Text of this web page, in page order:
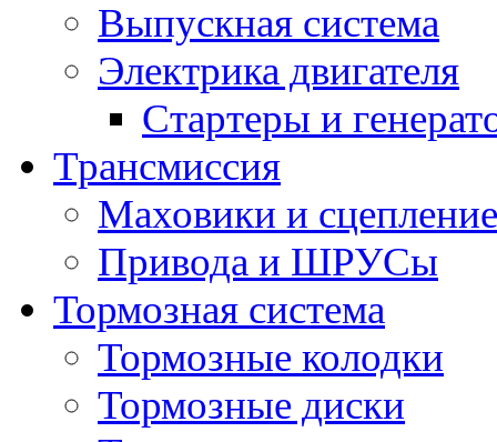
Выпускная система
Электрика двигателя
Стартеры и
Трансмиссия
Маховики и сцепление
Привода и ШРУСы
Тормозная система
Тормозные колодки
Тормозные диски